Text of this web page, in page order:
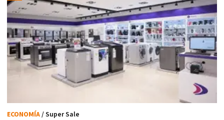
ECONOMÍA/ Super Sale